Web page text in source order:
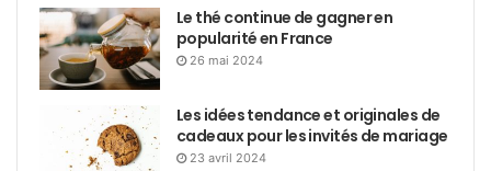
Le thé continue de gagner en
popularité en France
26 mai 2024
Les idées tendance et originales de
cadeaux pour les invités de mariage
23 avril 2024